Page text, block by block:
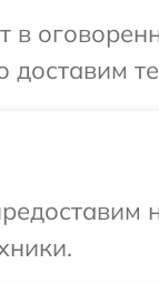
в